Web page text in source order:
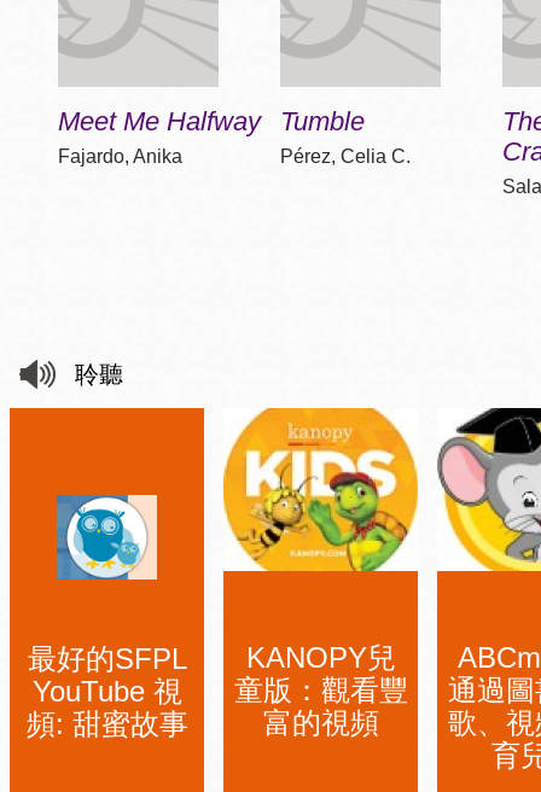
Meet Me Halfway
Fajardo, Anika
Tumble
Pérez, Celia C.
聆聽
最好的SFPL
YouTube 視
頻: 甜蜜故事
KANOPY兒
童版：觀看豐
富的視頻
通過
歌、
育